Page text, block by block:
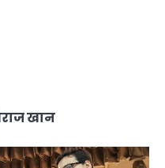
खान